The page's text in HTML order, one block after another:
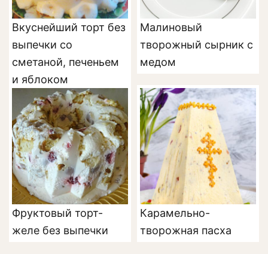
Вкуснейший торт без
выпечки со
сметаной, печеньем
и яблоком
Малиновый
творожный сырник с
медом
Фруктовый торт-
желе без выпечки
Карамельно-
творожная пасха